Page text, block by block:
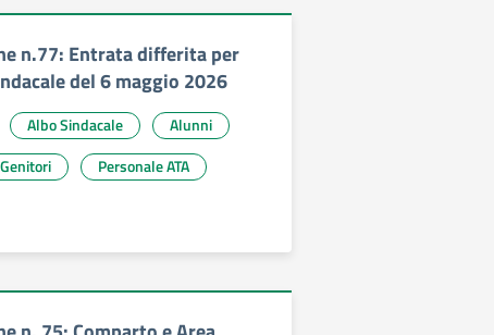
n.77: Entrata differita per
del 6 maggio 2026
Albo Sindacale
Alunni
Genitori Personale ATA